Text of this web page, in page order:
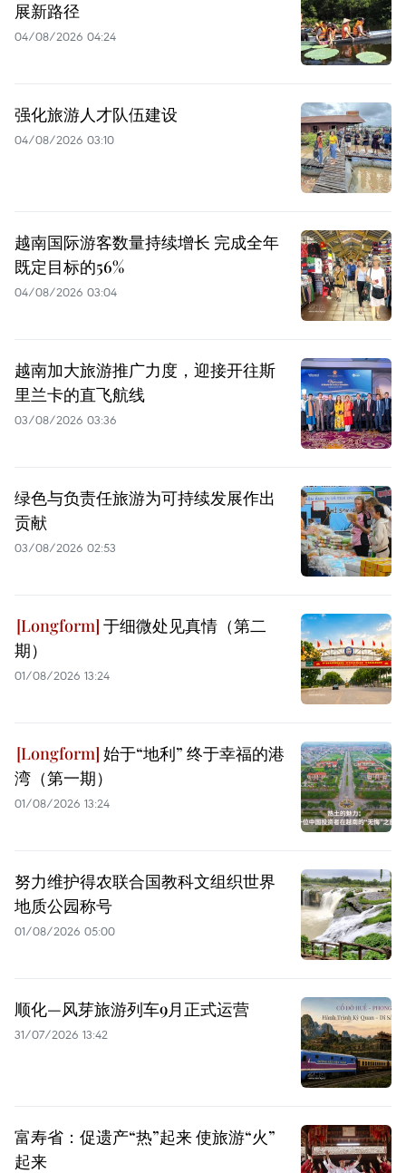
展新路径
04/08/2026 04:24
强化旅游人才队伍建设
04/08/2026 03:10
越南国际游客数量持续增长 完成全年
既定目标的56%
04/08/2026 03:04
越南加大旅游推广力度，迎接开往斯
里兰卡的直飞航线
03/08/2026 03:36
绿色与负责任旅游为可持续发展作出
贡献
03/08/2026 02:53
于细微处见真情（第二
期）
01/08/2026 13:24
始于“地利” 终于幸福的港
湾（第一期）
01/08/2026 13:24
努力维护得农联合国教科文组织世界
地质公园称号
01/08/2026 05:00
顺化—风芽旅游列车9月正式运营
31/07/2026 13:42
富寿省：促遗产“热”起来 使旅游“火”
起来